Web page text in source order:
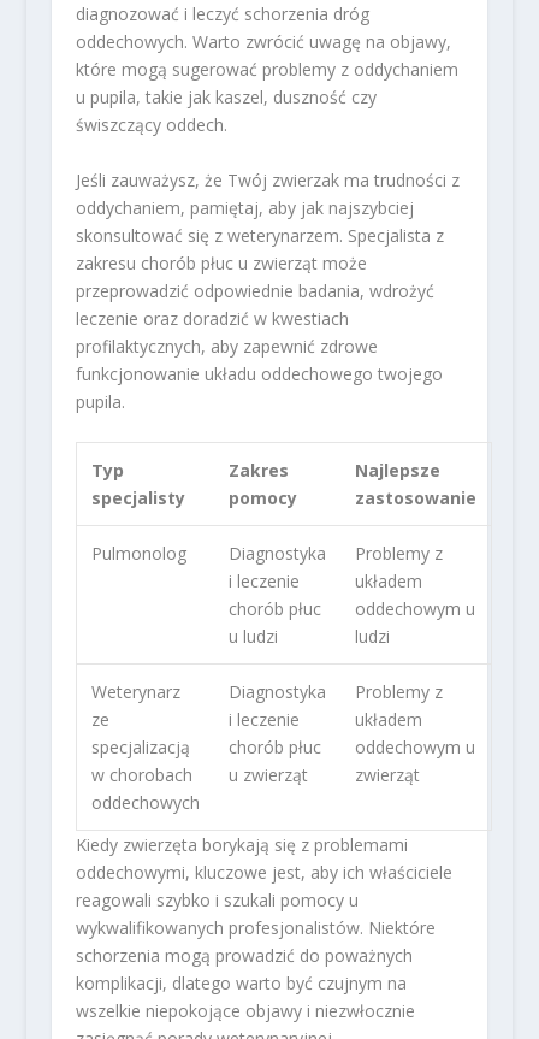
diagnozować i leczyć schorzenia dróg
oddechowych. Warto zwrócić uwagę na objawy,
które mogą sugerować problemy z oddychaniem
u pupila, takie jak kaszel, duszność czy
świszczący oddech.
Jeśli zauważysz, że Twój zwierzak ma trudności z
oddychaniem, pamiętaj, aby jak najszybciej
skonsultować się z weterynarzem. Specjalista z
zakresu chorób płuc u zwierząt może
przeprowadzić odpowiednie badania, wdrożyć
leczenie oraz doradzić w kwestiach
profilaktycznych, aby zapewnić zdrowe
funkcjonowanie układu oddechowego twojego
pupila.
Typ
specjalisty
Zakres
pomocy
Najlepsze
zastosowanie
Pulmonolog
Diagnostyka
i leczenie
chorób płuc
u ludzi
Problemy z
układem
oddechowym u
ludzi
Weterynarz
ze
specjalizacją
w chorobach
oddechowych
Diagnostyka
i leczenie
chorób płuc
u zwierząt
Problemy z
układem
oddechowym u
zwierząt
Kiedy zwierzęta borykają się z problemami
oddechowymi, kluczowe jest, aby ich właściciele
reagowali szybko i szukali pomocy u
wykwalifikowanych profesjonalistów. Niektóre
schorzenia mogą prowadzić do poważnych
komplikacji, dlatego warto być czujnym na
wszelkie niepokojące objawy i niezwłocznie